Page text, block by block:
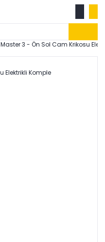
Master 3 - Ön Sol Cam Krikosu